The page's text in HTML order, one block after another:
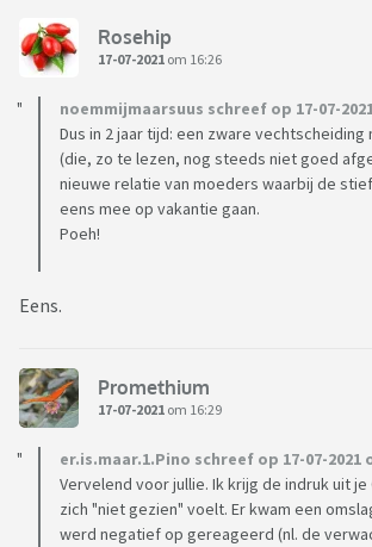
Rosehip
17-07-2021 om 16:26
noemmijmaarsuus schreef op 17-07-
Dus in 2 jaar tijd: een zware
(die, zo te lezen, nog steeds niet goed
nieuwe relatie van moeders waarbij de
eens mee op vakantie gaan.
Poeh!
Eens.
Promethium
17-07-2021 om 16:29
er.is.maar.1.Pino schreef op 17-07-2021
Vervelend voor jullie. Ik krijg de indruk uit
zich "niet gezien" voelt. Er kwam een
werd negatief op gereageerd (nl. de